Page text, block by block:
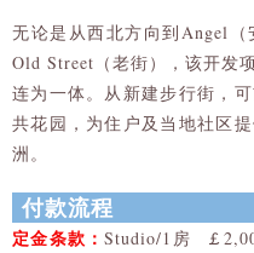
无论是从西北方向到Angel
Old Street（老街），该开发
连为一体。从新建步行街，
共花园，为住户及当地社区
洲。
付款流程
定金条款：Studio/1房 ￡